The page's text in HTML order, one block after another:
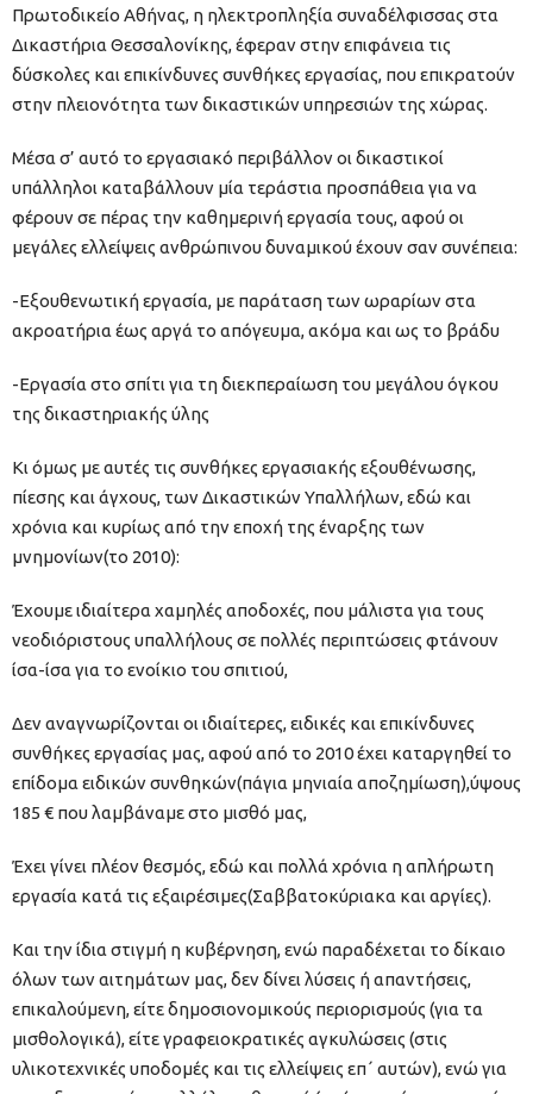
Πρωτοδικείο Αθήνας, η ηλεκτροπληξία συναδέλφισσας στα
Δικαστήρια Θεσσαλονίκης, έφεραν στην επιφάνεια τις
δύσκολες και επικίνδυνες συνθήκες εργασίας, που επικρατούν
στην πλειονότητα των δικαστικών υπηρεσιών της χώρας.
Μέσα σ’ αυτό το εργασιακό περιβάλλον οι δικαστικοί
υπάλληλοι καταβάλλουν μία τεράστια προσπάθεια για να
φέρουν σε πέρας την καθημερινή εργασία τους, αφού οι
μεγάλες ελλείψεις ανθρώπινου δυναμικού έχουν σαν συνέπεια:
-Εξουθενωτική εργασία, με παράταση των ωραρίων στα
ακροατήρια έως αργά το απόγευμα, ακόμα και ως το βράδυ
-Εργασία στο σπίτι για τη διεκπεραίωση του μεγάλου όγκου
της δικαστηριακής ύλης
Κι όμως με αυτές τις συνθήκες εργασιακής εξουθένωσης,
πίεσης και άγχους, των Δικαστικών Υπαλλήλων, εδώ και
χρόνια και κυρίως από την εποχή της έναρξης των
μνημονίων(το 2010):
Έχουμε ιδιαίτερα χαμηλές αποδοχές, που μάλιστα για τους
νεοδιόριστους υπαλλήλους σε πολλές περιπτώσεις φτάνουν
ίσα-ίσα για το ενοίκιο του σπιτιού,
Δεν αναγνωρίζονται οι ιδιαίτερες, ειδικές και επικίνδυνες
συνθήκες εργασίας μας, αφού από το 2010 έχει καταργηθεί το
επίδομα ειδικών συνθηκών(πάγια μηνιαία αποζημίωση),ύψους
185 € που λαμβάναμε στο μισθό μας,
Έχει γίνει πλέον θεσμός, εδώ και πολλά χρόνια η απλήρωτη
εργασία κατά τις εξαιρέσιμες(Σαββατοκύριακα και αργίες).
Και την ίδια στιγμή η κυβέρνηση, ενώ παραδέχεται το δίκαιο
όλων των αιτημάτων μας, δεν δίνει λύσεις ή απαντήσεις,
επικαλούμενη, είτε δημοσιονομικούς περιορισμούς (για τα
μισθολογικά), είτε γραφειοκρατικές αγκυλώσεις (στις
υλικοτεχνικές υποδομές και τις ελλείψεις επ΄ αυτών), ενώ για